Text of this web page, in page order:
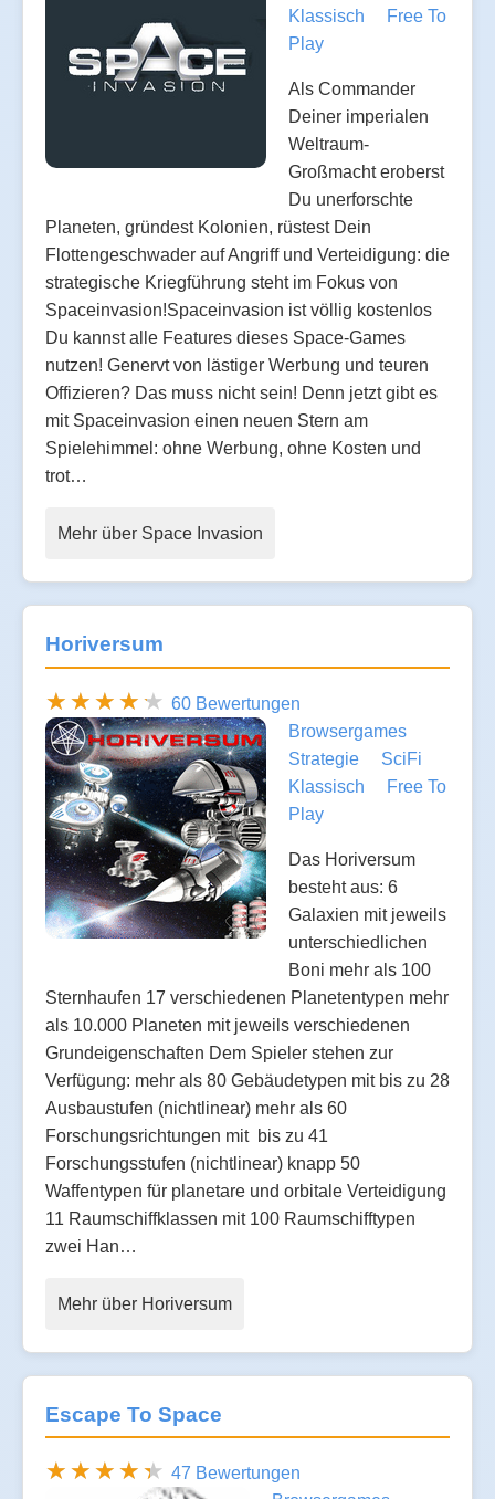
Klassisch
Free To
Play
Als Commander
Deiner imperialen
Weltraum-
Großmacht eroberst
Du unerforschte
Planeten, gründest Kolonien, rüstest Dein
Flottengeschwader auf Angriff und Verteidigung: die
strategische Kriegführung steht im Fokus von
Spaceinvasion!Spaceinvasion ist völlig kostenlos
Du kannst alle Features dieses Space-Games
nutzen! Genervt von lästiger Werbung und teuren
Offizieren? Das muss nicht sein! Denn jetzt gibt es
mit Spaceinvasion einen neuen Stern am
Spielehimmel: ohne Werbung, ohne Kosten und
trot…
Mehr über Space Invasion
Horiversum
60 Bewertungen
Browsergames
Strategie
SciFi
Klassisch
Free To
Play
Das Horiversum
besteht aus: 6
Galaxien mit jeweils
unterschiedlichen
Boni mehr als 100
Sternhaufen 17 verschiedenen Planetentypen mehr
als 10.000 Planeten mit jeweils verschiedenen
Grundeigenschaften Dem Spieler stehen zur
Verfügung: mehr als 80 Gebäudetypen mit bis zu 28
Ausbaustufen (nichtlinear) mehr als 60
Forschungsrichtungen mit bis zu 41
Forschungsstufen (nichtlinear) knapp 50
Waffentypen für planetare und orbitale Verteidigung
11 Raumschiffklassen mit 100 Raumschifftypen
zwei Han…
Mehr über Horiversum
Escape To Space
47 Bewertungen